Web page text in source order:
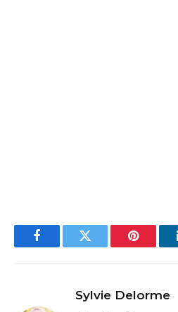
FacebookTwitter Pinterest
Sylvie Delorme